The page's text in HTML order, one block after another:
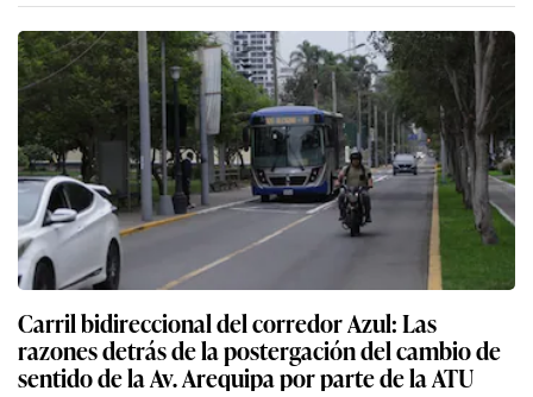
Carril bidireccional del corredor Azul: Las
razones detrás de la postergación del cambio de
sentido de la Av. Arequipa por parte de la ATU